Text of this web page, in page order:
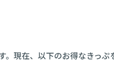
。現在、以下のお得なきっぷ